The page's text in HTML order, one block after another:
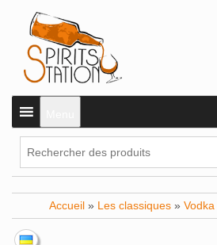
Accueil » Les classiques » Vodka